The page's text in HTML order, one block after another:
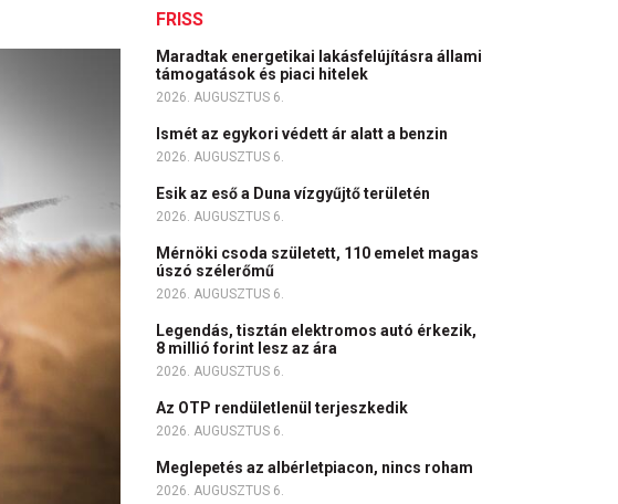
FRISS
Maradtak energetikai lakásfelújításra állami
támogatások és piaci hitelek
2026. AUGUSZTUS 6.
Ismét az egykori védett ár alatt a benzin
2026. AUGUSZTUS 6.
Esik az eső a Duna vízgyűjtő területén
2026. AUGUSZTUS 6.
Mérnöki csoda született, 110 emelet magas
úszó szélerőmű
2026. AUGUSZTUS 6.
Legendás, tisztán elektromos autó érkezik,
8 millió forint lesz az ára
2026. AUGUSZTUS 6.
Az OTP rendületlenül terjeszkedik
2026. AUGUSZTUS 6.
Meglepetés az albérletpiacon, nincs roham
2026. AUGUSZTUS 6.